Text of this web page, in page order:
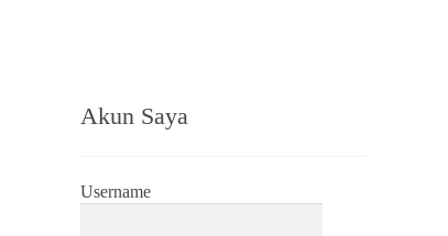
Akun Saya
Username